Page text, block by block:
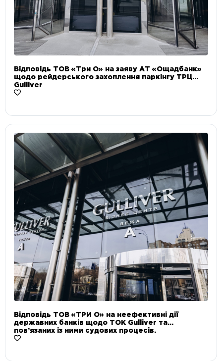
Відповідь ТОВ «Три О» на заяву АТ «Ощадбанк»
щодо рейдерського захоплення паркінгу ТРЦ
Gulliver
Відповідь ТОВ «ТРИ О» на неефективні дії
державних банків щодо ТОК Gulliver та
пов’язаних із ними судових процесів.